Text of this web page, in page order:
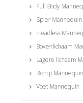
Full Body
Spier Mannequin
Headless
Bovenlichaam
Lagere lichaam
Romp Mannequin
Voet Mannequin